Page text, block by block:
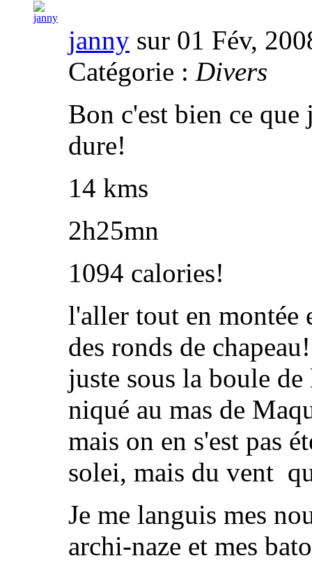
janny sur 01 Fév,
Catégorie : Divers
Bon c'est bien ce
dure!
14 kms
2h25mn
1094 calories!
l'aller tout en montée
des ronds de
juste sous la boule
niqué au mas de
mais on en s'est pas
solei, mais du vent
Je me languis mes
archi-naze et mes